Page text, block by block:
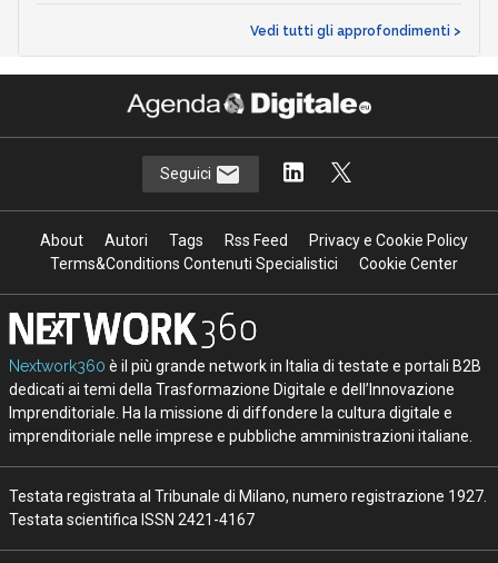
Vedi tutti gli approfondimenti >
Seguici
About Autori Tags Rss Feed
Privacy e Cookie Policy
Terms&Conditions Contenuti Specialistici
Cookie Center
Nextwork360 è il più grande network in Italia di testate e portali B2B
dedicati ai temi della Trasformazione Digitale e dell’Innovazione
Imprenditoriale. Ha la missione di diffondere la cultura digitale e
imprenditoriale nelle imprese e pubbliche amministrazioni italiane.
Testata registrata al Tribunale di Milano, numero registrazione 1927.
Testata scientifica ISSN 2421-4167